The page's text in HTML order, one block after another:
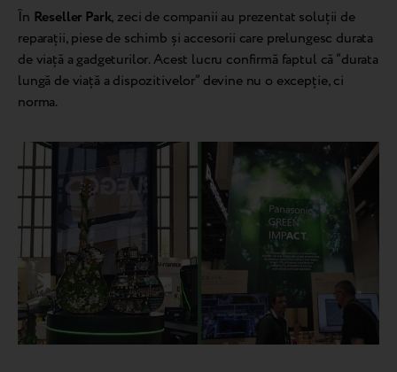
În Reseller Park, zeci de companii au prezentat soluții de
reparații, piese de schimb și accesorii care prelungesc durata
de viață a gadgeturilor. Acest lucru confirmă faptul că “durata
lungă de viață a dispozitivelor” devine nu o excepție, ci
norma.